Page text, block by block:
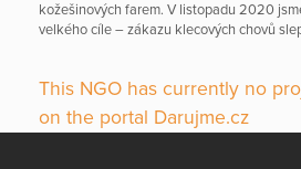
kožešinových farem. V listopadu 2020
velkého cíle – zákazu klecových chovů
This NGO has currently no
on the portal Darujme.cz